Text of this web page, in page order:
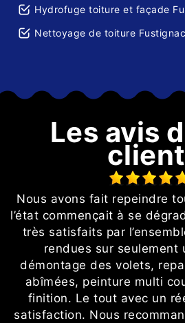
Hydrofuge toiture et façade
Nettoyage de toiture Fustignac
Les avis
Nous avons fait repeindre
l’état commençait à se
très satisfaits par
rendues sur seulement
démontage des volets,
abîmées, peinture multi
finition. Le tout avec un
satisfaction. Nous